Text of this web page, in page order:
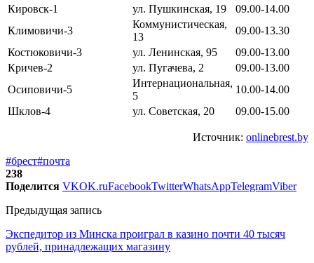
Кировск-1
ул. Пушкинская, 19
09.00-14.00
Климовичи-3
Коммунистическая,
13
09.00-13.30
Костюковичи-3
ул. Ленинская, 95
09.00-13.00
Кричев-2
ул. Пугачева, 2
09.00-13.00
Осиповичи-5
Интернациональная,
5
10.00-14.00
Шклов-4
ул. Советская, 20 09.00-15.00
Источник: onlinebrest.by
#брест#почта
238
Поделится VKOK.ruFacebookTwitterWhatsAppTelegramViber
Предыдущая запись
Экспедитор из Минска проиграл в казино почти 40 тысяч
рублей, принадлежащих магазину